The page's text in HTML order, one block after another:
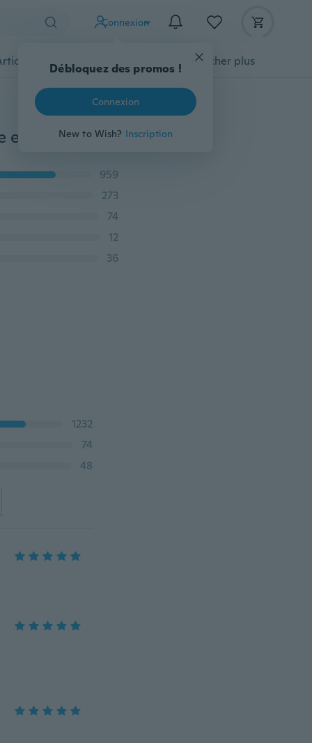
Connexion
Débloquez des promos !
Connexion
New to Wish? Inscription
pour animaux domestiques Afficher plus
Système de traînée avant et arrière Moulinet de pêche en eaux douces pour moulinet de pêche à la carpe, ligne métallique, moulinet de pêche, Carretilha Pesca
959
273
74
12
36
1232
74
48